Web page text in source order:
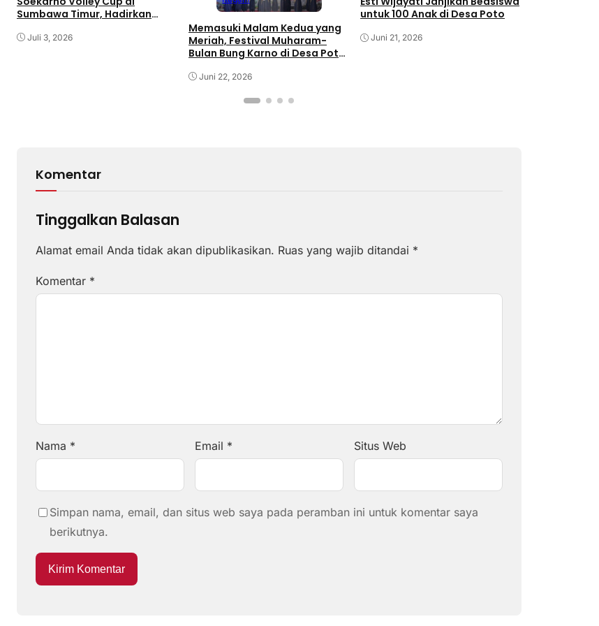
Sumbawa Timur, Hadirkan
Rakyat
Juli 3, 2026
Memasuki Malam Kedua yang
Meriah, Festival Muharam-
Bulan Bung Karno di Desa Poto
Kebudayaan Sumbawa
Juni 22, 2026
untuk 100 Anak di Desa Poto
Juni 21, 2026
Komentar
Tinggalkan Balasan
Alamat email Anda tidak akan dipublikasikan. Ruas yang wajib ditandai *
Komentar *
Nama * Email * Situs Web
Simpan nama, email, dan situs web saya pada peramban ini untuk komentar saya
berikutnya.